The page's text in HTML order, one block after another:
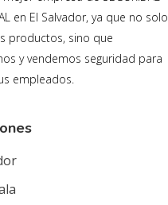
en El Salvador, ya que no solo
productos, sino que
y vendemos seguridad para
empleados.